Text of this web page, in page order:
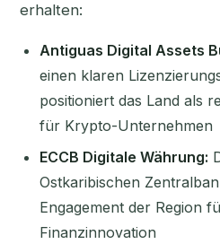
erhalten:
Antiguas Digital Assets
einen klaren
positioniert das Land als
für Krypto-Unternehmen
ECCB Digitale Währung:
Ostkaribischen
Engagement der Region
Finanzinnovation